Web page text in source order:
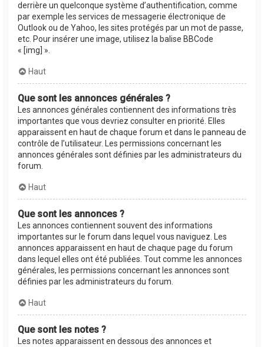
derrière un quelconque système d’authentification, comme
par exemple les services de messagerie électronique de
Outlook ou de Yahoo, les sites protégés par un mot de passe,
etc. Pour insérer une image, utilisez la balise BBCode
« [img] ».
Haut
Que sont les annonces générales ?
Les annonces générales contiennent des informations très
importantes que vous devriez consulter en priorité. Elles
apparaissent en haut de chaque forum et dans le panneau de
contrôle de l’utilisateur. Les permissions concernant les
annonces générales sont définies par les administrateurs du
forum.
Haut
Que sont les annonces ?
Les annonces contiennent souvent des informations
importantes sur le forum dans lequel vous naviguez. Les
annonces apparaissent en haut de chaque page du forum
dans lequel elles ont été publiées. Tout comme les annonces
générales, les permissions concernant les annonces sont
définies par les administrateurs du forum.
Haut
Que sont les notes ?
Les notes apparaissent en dessous des annonces et